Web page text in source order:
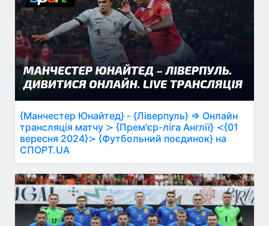
{Манчестер Юнайтед} - {Ліверпуль} ⇒ Онлайн
трансляція матчу ≻ {Прем'єр-ліга Англії} ≺{01
вересня 2024}≻ {Футбольний поєдинок} на
СПОРТ.UA